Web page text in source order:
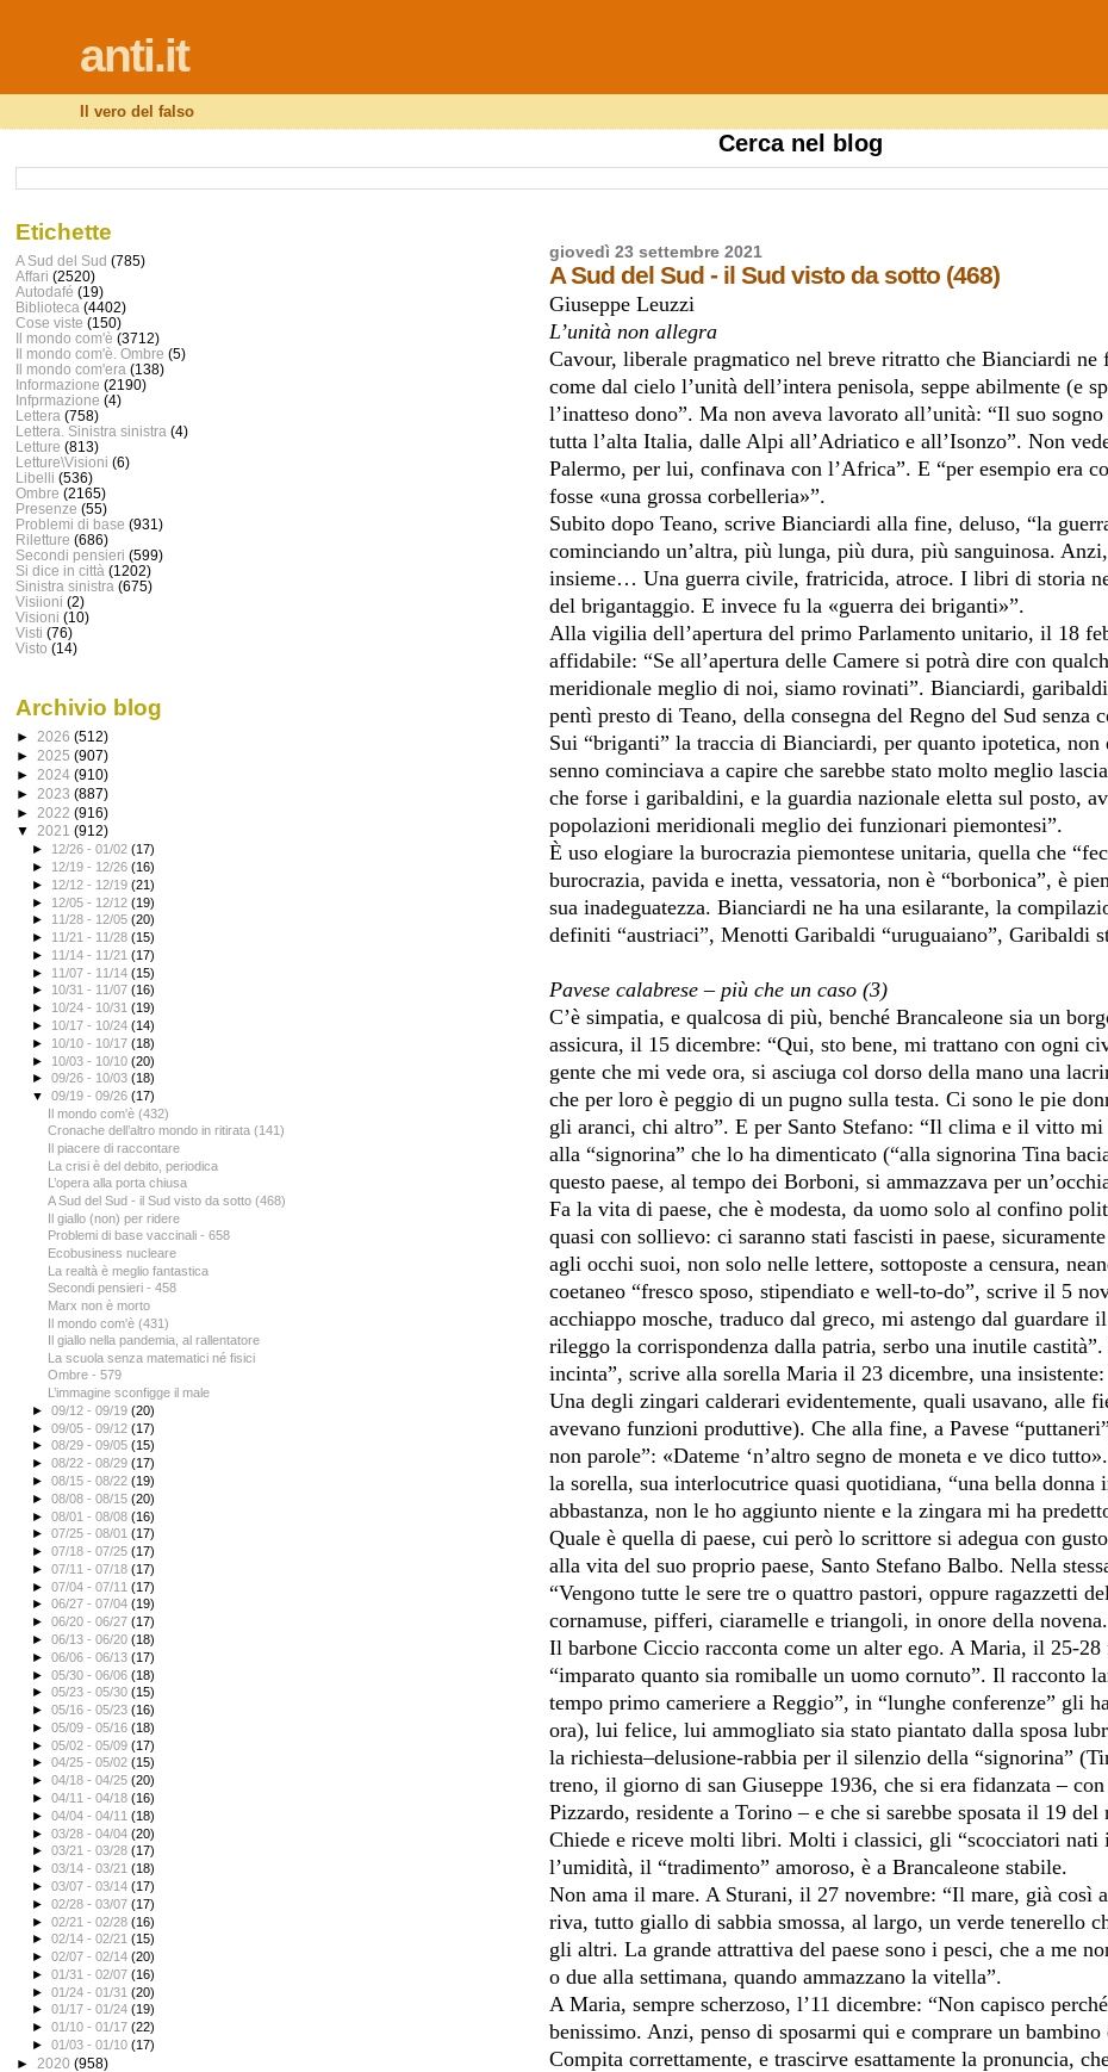
anti.it
Il vero del falso
Cerca nel blog
giovedì 23 settembre 2021
A Sud del Sud - il Sud visto da sotto (468)
Giuseppe Leuzzi
L’unità non allegra
Cavour, liberale pragmatico nel breve ritratto che Bianciardi
come dal cielo l’unità dell’intera penisola, seppe abilmente (e
l’inatteso dono”. Ma non aveva lavorato all’unità: “Il suo
tutta l’alta Italia, dalle Alpi all’Adriatico e all’Isonzo”. Non
Palermo, per lui, confinava con l’Africa”. E “per esempio era
fosse «una grossa corbelleria»”.
Subito dopo Teano, scrive Bianciardi alla fine, deluso, “la
cominciando un’altra, più lunga, più dura, più sanguinosa.
insieme… Una guerra civile, fratricida, atroce. I libri di storia
del brigantaggio. E invece fu la «guerra dei briganti»”.
Alla vigilia dell’apertura del primo Parlamento unitario, il 18
affidabile: “Se all’apertura delle Camere si potrà dire con
meridionale meglio di noi, siamo rovinati”. Bianciardi,
pentì presto di Teano, della consegna del Regno del Sud senza
Sui “briganti” la traccia di Bianciardi, per quanto ipotetica,
senno cominciava a capire che sarebbe stato molto meglio
che forse i garibaldini, e la guardia nazionale eletta sul posto,
popolazioni meridionali meglio dei funzionari piemontesi”.
È uso elogiare la burocrazia piemontese unitaria, quella che
burocrazia, pavida e inetta, vessatoria, non è “borbonica”, è
sua inadeguatezza. Bianciardi ne ha una esilarante, la
definiti “austriaci”, Menotti Garibaldi “uruguaiano”, Garibaldi
Pavese calabrese – più che un caso (3)
C’è simpatia, e qualcosa di più, benché Brancaleone sia un
assicura, il 15 dicembre: “Qui, sto bene, mi trattano con ogni
gente che mi vede ora, si asciuga col dorso della mano una
che per loro è peggio di un pugno sulla testa. Ci sono le pie
gli aranci, chi altro”. E per Santo Stefano: “Il clima e il vitto
alla “signorina” che lo ha dimenticato (“alla signorina Tina
questo paese, al tempo dei Borboni, si ammazzava per
Fa la vita di paese, che è modesta, da uomo solo al confino
quasi con sollievo: ci saranno stati fascisti in paese,
agli occhi suoi, non solo nelle lettere, sottoposte a censura,
coetaneo “fresco sposo, stipendiato e well-to-do”, scrive il 5
acchiappo mosche, traduco dal greco, mi astengo dal
rileggo la corrispondenza dalla patria, serbo una inutile
incinta”, scrive alla sorella Maria il 23 dicembre, una insistente:
Una degli zingari calderari evidentemente, quali usavano, alle
avevano funzioni produttive). Che alla fine, a Pavese
non parole”: «Dateme ‘n’altro segno de moneta e ve dico
la sorella, sua interlocutrice quasi quotidiana, “una bella
abbastanza, non le ho aggiunto niente e la zingara mi ha
Quale è quella di paese, cui però lo scrittore si adegua con
alla vita del suo proprio paese, Santo Stefano Balbo. Nella
“Vengono tutte le sere tre o quattro pastori, oppure ragazzetti
cornamuse, pifferi, ciaramelle e triangoli, in onore della
Il barbone Ciccio racconta come un alter ego. A Maria, il 25-
“imparato quanto sia romiballe un uomo cornuto”. Il racconto
tempo primo cameriere a Reggio”, in “lunghe conferenze” gli
ora), lui felice, lui ammogliato sia stato piantato dalla sposa
la richiesta–delusione-rabbia per il silenzio della “signorina”
treno, il giorno di san Giuseppe 1936, che si era fidanzata –
Pizzardo, residente a Torino – e che si sarebbe sposata il 19 del
Chiede e riceve molti libri. Molti i classici, gli “scocciatori nati
l’umidità, il “tradimento” amoroso, è a Brancaleone stabile.
Non ama il mare. A Sturani, il 27 novembre: “Il mare, già così
riva, tutto giallo di sabbia smossa, al largo, un verde tenerello
gli altri. La grande attrattiva del paese sono i pesci, che a me
o due alla settimana, quando ammazzano la vitella”.
A Maria, sempre scherzoso, l’11 dicembre: “Non capisco
benissimo. Anzi, penso di sposarmi qui e comprare un
Compita correttamente, e trascirve esattamente la pronuncia,
Etichette
A Sud del Sud (785)
Affari (2520)
Autodafé (19)
Biblioteca (4402)
Cose viste (150)
Il mondo com'è (3712)
Il mondo com'è. Ombre (5)
Il mondo com'era (138)
Informazione (2190)
Infprmazione (4)
Lettera (758)
Lettera. Sinistra sinistra (4)
Letture (813)
Letture\Visioni (6)
Libelli (536)
Ombre (2165)
Presenze (55)
Problemi di base (931)
Riletture (686)
Secondi pensieri (599)
Si dice in città (1202)
Sinistra sinistra (675)
Visiioni (2)
Visioni (10)
Visti (76)
Visto (14)
Archivio blog
► 2026 (512)
► 2025 (907)
► 2024 (910)
► 2023 (887)
► 2022 (916)
▼ 2021 (912)
► 12/26 - 01/02(17)
► 12/19 - 12/26(16)
► 12/12 - 12/19(21)
► 12/05 - 12/12(19)
► 11/28 - 12/05(20)
► 11/21 - 11/28(15)
► 11/14 - 11/21(17)
► 11/07 - 11/14(15)
► 10/31 - 11/07(16)
► 10/24 - 10/31(19)
► 10/17 - 10/24(14)
► 10/10 - 10/17(18)
► 10/03 - 10/10(20)
►09/26 - 10/03(18)
▼09/19 - 09/26(17)
Il mondo com'è (432)
Cronache dell’altro mondo in ritirata (141)
Il piacere di raccontare
La crisi è del debito, periodica
L’opera alla porta chiusa
A Sud del Sud - il Sud visto da sotto (468)
Il giallo (non) per ridere
Problemi di base vaccinali - 658
Ecobusiness nucleare
La realtà è meglio fantastica
Secondi pensieri - 458
Marx non è morto
Il mondo com'è (431)
Il giallo nella pandemia, al rallentatore
La scuola senza matematici né fisici
Ombre - 579
L’immagine sconfigge il male
►09/12 - 09/19(20)
►09/05 - 09/12(17)
►08/29 - 09/05(15)
►08/22 - 08/29(17)
►08/15 - 08/22(19)
►08/08 - 08/15(20)
►08/01 - 08/08(16)
►07/25 - 08/01(17)
►07/18 - 07/25(17)
►07/11 - 07/18(17)
►07/04 - 07/11(17)
►06/27 - 07/04(19)
►06/20 - 06/27(17)
►06/13 - 06/20(18)
►06/06 - 06/13(17)
►05/30 - 06/06(18)
►05/23 - 05/30(15)
►05/16 - 05/23(16)
►05/09 - 05/16(18)
►05/02 - 05/09(17)
►04/25 - 05/02(15)
►04/18 - 04/25(20)
►04/11 - 04/18(16)
►04/04 - 04/11(18)
►03/28 - 04/04(20)
►03/21 - 03/28(17)
►03/14 - 03/21(18)
►03/07 - 03/14(17)
►02/28 - 03/07(17)
►02/21 - 02/28(16)
►02/14 - 02/21(15)
►02/07 - 02/14(20)
►01/31 - 02/07(16)
►01/24 - 01/31(20)
►01/17 - 01/24(19)
►01/10 - 01/17(22)
►01/03 - 01/10(17)
► 2020 (958)